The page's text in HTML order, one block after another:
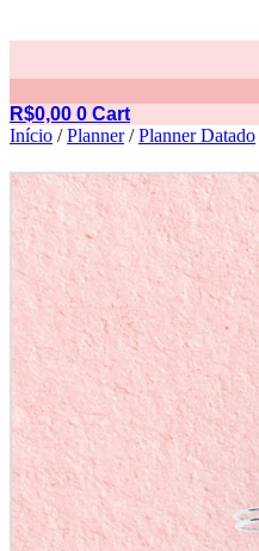
R$0,00 0 Cart
Início /Planner/Planner Datado